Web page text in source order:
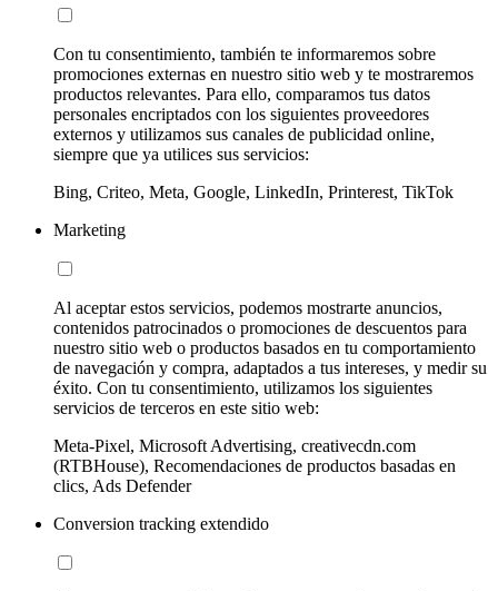
Con tu consentimiento, también te informaremos sobre
promociones externas en nuestro sitio web y te mostraremos
productos relevantes. Para ello, comparamos tus datos
personales encriptados con los siguientes proveedores
externos y utilizamos sus canales de publicidad online,
siempre que ya utilices sus servicios:
Bing, Criteo, Meta, Google, LinkedIn, Printerest, TikTok
Marketing
Al aceptar estos servicios, podemos mostrarte anuncios,
contenidos patrocinados o promociones de descuentos para
nuestro sitio web o productos basados en tu comportamiento
de navegación y compra, adaptados a tus intereses, y medir su
éxito. Con tu consentimiento, utilizamos los siguientes
servicios de terceros en este sitio web:
Meta-Pixel, Microsoft Advertising, creativecdn.com
(RTBHouse), Recomendaciones de productos basadas en
clics, Ads Defender
Conversion tracking extendido